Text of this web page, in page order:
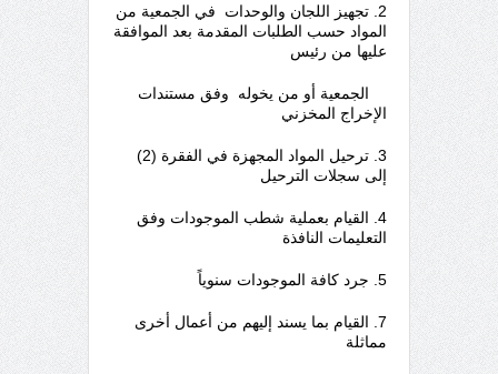
2. تجهيز اللجان والوحدات في الجمعية من
المواد حسب الطلبات المقدمة بعد الموافقة
عليها من رئيس
الجمعية أو من يخوله وفق مستندات
الإخراج المخزني
3. ترحيل المواد المجهزة في الفقرة (2)
إلى سجلات الترحيل
4. القيام بعملية شطب الموجودات وفق
التعليمات النافذة
5. جرد كافة الموجودات سنوياً
7. القيام بما يسند إليهم من أعمال أخرى
مماثلة